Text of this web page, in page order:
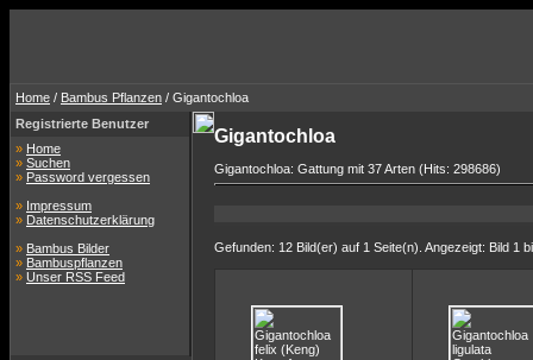
Home / Bambus Pflanzen / Gigantochloa
Registrierte Benutzer
» Home
» Suchen
» Password vergessen
» Impressum
» Datenschutzerklärung
» Bambus Bilder
» Bambuspflanzen
» Unser RSS Feed
Gigantochloa
Gigantochloa: Gattung mit 37 Arten (Hits: 298686)
Gefunden: 12 Bild(er) auf 1 Seite(n). Angezeigt: Bild 1